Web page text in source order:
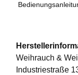
Weihrauch &
Industriestraße